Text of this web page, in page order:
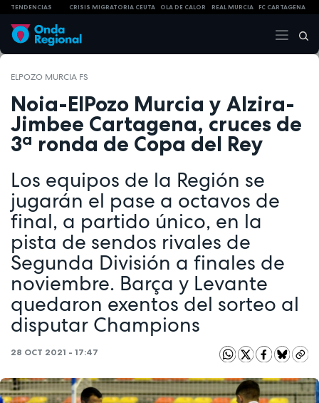
TENDENCIAS CRISIS MIGRATORIA CEUTA OLA DE CALOR REAL MURCIA FC CARTAGENA
ELPOZO MURCIA FS
Noia-ElPozo Murcia y Alzira-
Jimbee Cartagena, cruces de
3ª ronda de Copa del Rey
Los equipos de la Región se
jugarán el pase a octavos de
final, a partido único, en la
pista de sendos rivales de
Segunda División a finales de
noviembre. Barça y Levante
quedaron exentos del sorteo al
disputar Champions
28 OCT 2021 - 17:47